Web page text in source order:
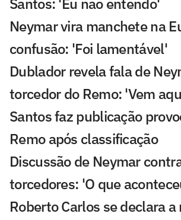
Neymar vira manchete na
confusão: 'Foi lamentável'
Dublador revela fala de
torcedor do Remo: 'Vem
Santos faz publicação
Remo após classificação
Discussão de Neymar
torcedores: 'O que
Roberto Carlos se declara a